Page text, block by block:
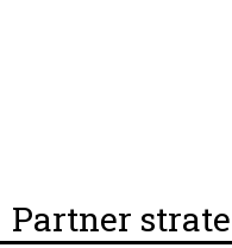
Partner